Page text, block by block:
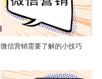
微信营销需要了解的小技巧